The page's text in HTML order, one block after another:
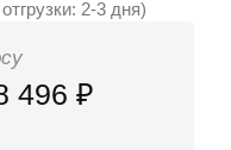
2-3 дня)
496 ₽